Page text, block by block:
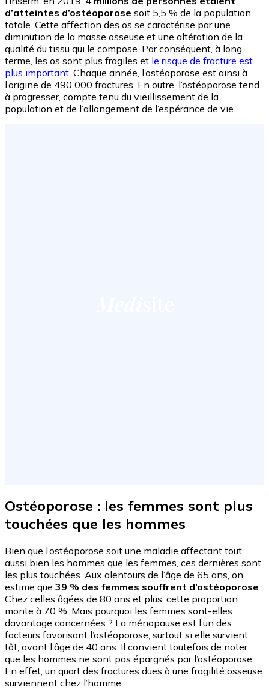
d’atteintes d’ostéoporose soit 5,5 % de la population
totale. Cette affection des os se caractérise par une
diminution de la masse osseuse et une altération de la
qualité du tissu qui le compose. Par conséquent, à long
terme, les os sont plus fragiles et le risque de fracture est
plus important. Chaque année, l’ostéoporose est ainsi à
l’origine de 490 000 fractures. En outre, l’ostéoporose tend
à progresser, compte tenu du vieillissement de la
population et de l’allongement de l’espérance de vie.
Ostéoporose : les femmes sont plus
touchées que les hommes
Bien que l’ostéoporose soit une maladie affectant tout
aussi bien les hommes que les femmes, ces dernières sont
les plus touchées. Aux alentours de l’âge de 65 ans, on
estime que 39 % des femmes souffrent d’ostéoporose.
Chez celles âgées de 80 ans et plus, cette proportion
monte à 70 %. Mais pourquoi les femmes sont-elles
davantage concernées ? La ménopause est l’un des
facteurs favorisant l’ostéoporose, surtout si elle survient
tôt, avant l’âge de 40 ans. Il convient toutefois de noter
que les hommes ne sont pas épargnés par l’ostéoporose.
En effet, un quart des fractures dues à une fragilité osseuse
surviennent chez l’homme.